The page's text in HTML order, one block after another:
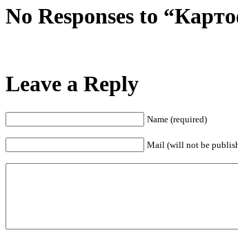
No Responses to
Leave a Reply
Name (required)
Mail (will not be